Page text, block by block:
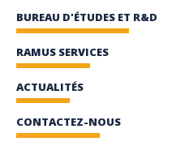
BUREAU D'ÉTUDES ET R&D
RAMUS SERVICES
ACTUALITÉS
CONTACTEZ-NOUS